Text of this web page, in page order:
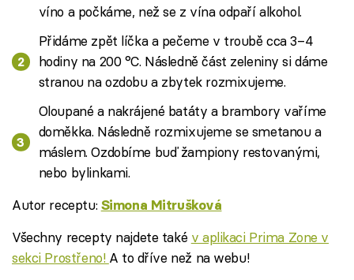
víno a počkáme, než se z vína odpaří alkohol.
Přidáme zpět líčka a pečeme v troubě cca 3–4
hodiny na 200 °C. Následně část zeleniny si dáme
stranou na ozdobu a zbytek rozmixujeme.
Oloupané a nakrájené batáty a brambory vaříme
doměkka. Následně rozmixujeme se smetanou a
máslem. Ozdobíme buď žampiony restovanými,
nebo bylinkami.
Autor receptu: Simona Mitrušková
Všechny recepty najdete také v aplikaci Prima Zone v
sekci Prostřeno! A to dříve než na webu!